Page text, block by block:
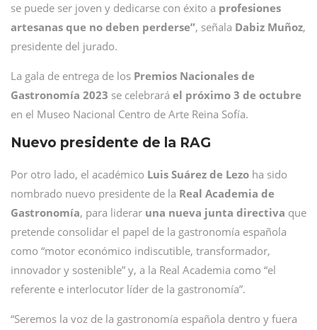
se puede ser joven y dedicarse con éxito a profesiones
artesanas que no deben perderse”, señala Dabiz Muñoz,
presidente del jurado.
La gala de entrega de los Premios Nacionales de
Gastronomía 2023 se celebrará el próximo 3 de octubre
en el Museo Nacional Centro de Arte Reina Sofía.
Nuevo presidente de la RAG
Por otro lado, el académico Luis Suárez de Lezo ha sido
nombrado nuevo presidente de la Real Academia de
Gastronomía, para liderar una nueva junta directiva que
pretende consolidar el papel de la gastronomía española
como “motor económico indiscutible, transformador,
innovador y sostenible” y, a la Real Academia como “el
referente e interlocutor líder de la gastronomía”.
“Seremos la voz de la gastronomía española dentro y fuera